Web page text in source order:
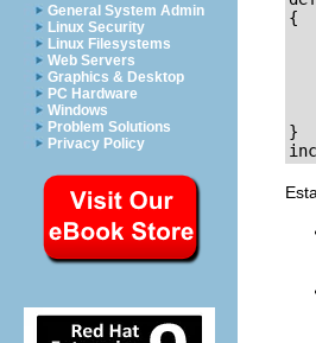
General System Admin
Linux Security
Linux Filesystems
Web Servers
Graphics & Desktop
PC Hardware
Windows
Problem Solutions
Privacy Policy
{
}